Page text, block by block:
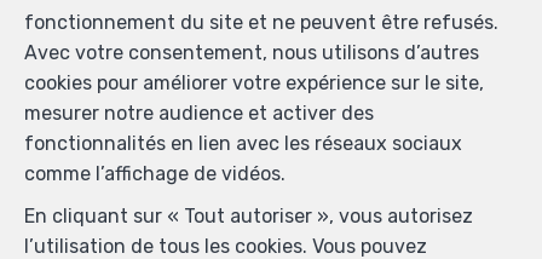
Localiser sur la carte
fonctionnement du site et ne peuvent être refusés.
Avec votre consentement, nous utilisons d’autres
cookies pour améliorer votre expérience sur le site,
mesurer notre audience et activer des
fonctionnalités en lien avec les réseaux sociaux
comme l’affichage de vidéos.
En cliquant sur « Tout autoriser », vous autorisez
l’utilisation de tous les cookies. Vous pouvez